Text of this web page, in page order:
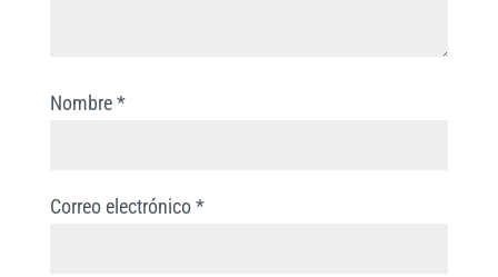
Nombre*
Correo electrónico*